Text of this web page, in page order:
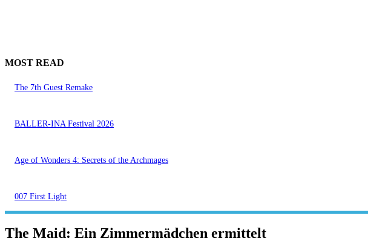
MOST READ
The 7th Guest Remake
BALLER-INA Festival 2026
Age of Wonders 4: Secrets of the Archmages
007 First Light
The Maid: Ein Zimmermädchen ermittelt